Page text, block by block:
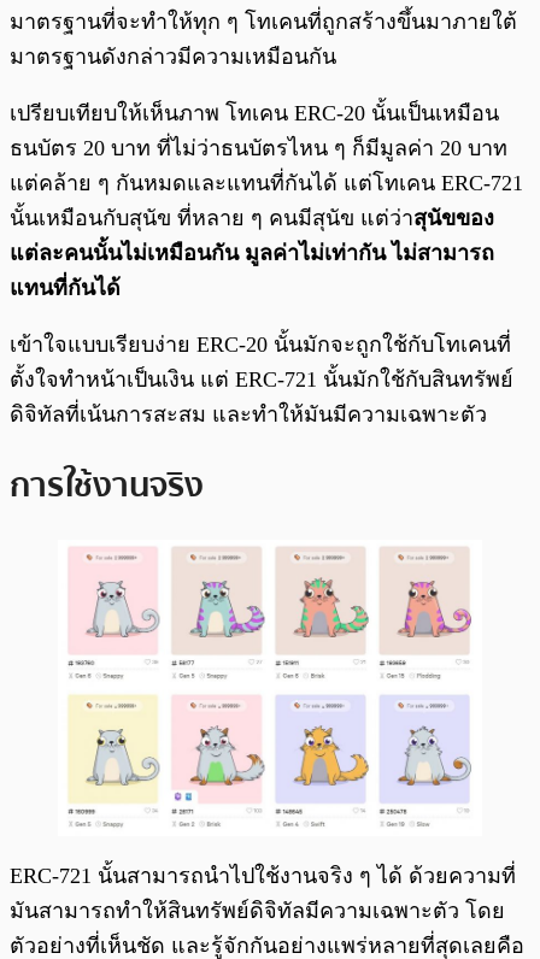
มาตรฐานที่จะทำให้ทุก ๆ โทเคนที่ถูกสร้างขึ้นมาภายใต้
มาตรฐานดังกล่าวมีความเหมือนกัน
เปรียบเทียบให้เห็นภาพ โทเคน ERC-20 นั้นเป็นเหมือน
ธนบัตร 20 บาท ที่ไม่ว่าธนบัตรไหน ๆ ก็มีมูลค่า 20 บาท
แต่คล้าย ๆ กันหมดและแทนที่กันได้ แต่โทเคน ERC-721
นั้นเหมือนกับสุนัข ที่หลาย ๆ คนมีสุนัข แต่ว่าสุนัขของ
แต่ละคนนั้นไม่เหมือนกัน มูลค่าไม่เท่ากัน ไม่สามารถ
แทนที่กันได้
เข้าใจแบบเรียบง่าย ERC-20 นั้นมักจะถูกใช้กับโทเคนที่
ตั้งใจทำหน้าเป็นเงิน แต่ ERC-721 นั้นมักใช้กับสินทรัพย์
ดิจิทัลที่เน้นการสะสม และทำให้มันมีความเฉพาะตัว
การใช้งานจริง
ERC-721 นั้นสามารถนำไปใช้งานจริง ๆ ได้ ด้วยความที่
มันสามารถทำให้สินทรัพย์ดิจิทัลมีความเฉพาะตัว โดย
ตัวอย่างที่เห็นชัด และรู้จักกันอย่างแพร่หลายที่สุดเลยคือ